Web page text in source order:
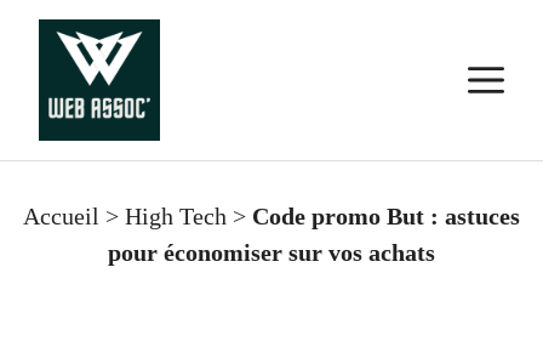
Aller
Accueil > High Tech > Code promo But : astuces
pour économiser sur vos achats